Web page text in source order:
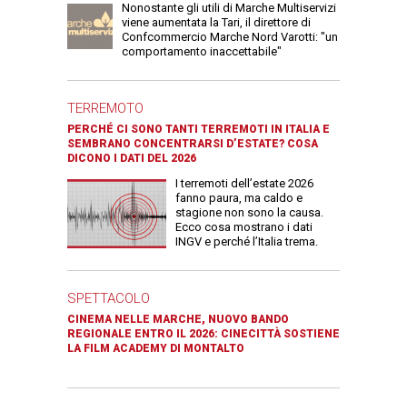
Nonostante gli utili di Marche Multiservizi
viene aumentata la Tari, il direttore di
Confcommercio Marche Nord Varotti: "un
comportamento inaccettabile"
TERREMOTO
PERCHÉ CI SONO TANTI TERREMOTI IN ITALIA E
SEMBRANO CONCENTRARSI D’ESTATE? COSA
DICONO I DATI DEL 2026
I terremoti dell’estate 2026
fanno paura, ma caldo e
stagione non sono la causa.
Ecco cosa mostrano i dati
INGV e perché l’Italia trema.
SPETTACOLO
CINEMA NELLE MARCHE, NUOVO BANDO
REGIONALE ENTRO IL 2026: CINECITTÀ SOSTIENE
LA FILM ACADEMY DI MONTALTO